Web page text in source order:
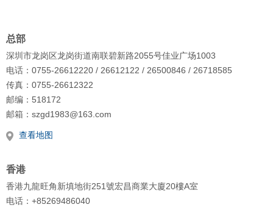
总部
深圳市龙岗区龙岗街道南联碧新路2055号佳业广场1003
电话：0755-26612220 / 26612122 / 26500846 / 26718585
传真：0755-26612322
邮编：518172
邮箱：szgd1983@163.com
查看地图
香港
香港九龍旺角新填地街251號宏昌商業大廈20樓A室
电话：+85269486040